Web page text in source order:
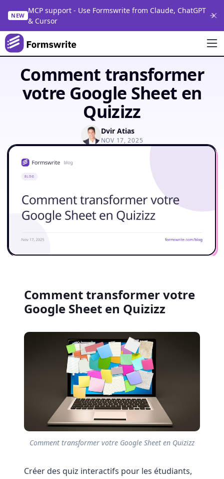
NEW
MCP support - Use Formswrite from Claude, ChatGPT
& Cursor
Comment transformer
votre Google Sheet en
Quizizz
Dvir Atias
NOV 17, 2025
Comment transformer votre
Google Sheet en Quizizz
Comment transformer votre Google Sheet en Quizizz
Créer des quiz interactifs pour les étudiants,